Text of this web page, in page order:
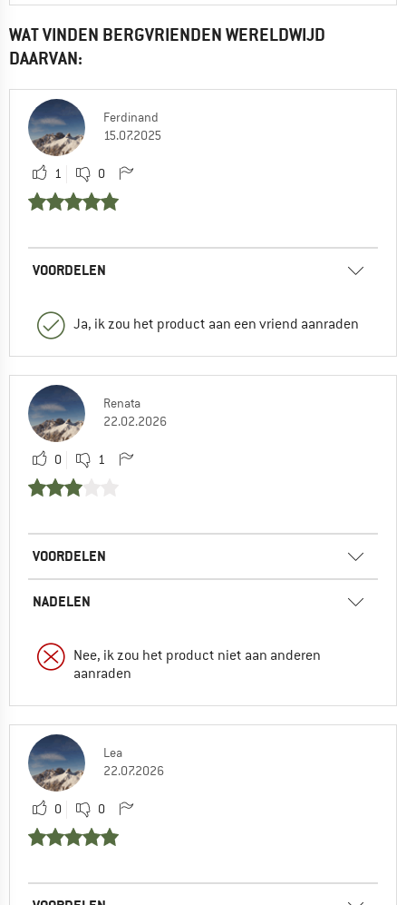
WAT VINDEN BERGVRIENDEN WERELDWIJD
DAARVAN:
Ferdinand
15.07.2025
1 0
VOORDELEN
Ja, ik zou het product aan een vriend aanraden
Renata
22.02.2026
0 1
VOORDELEN
NADELEN
Nee, ik zou het product niet aan anderen
aanraden
Lea
22.07.2026
0 0